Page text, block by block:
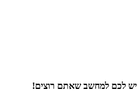
לכם למחשב שאתם רוצים!